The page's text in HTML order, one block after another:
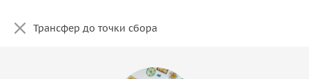
Трансфер до точки сбора